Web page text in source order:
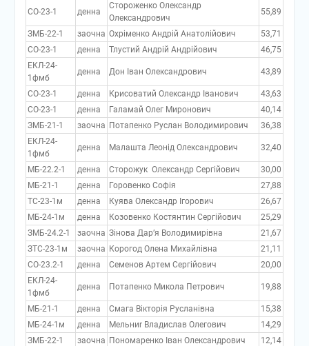
СО-23-1 денна
Стороженко Олександр
Олександрович
55,89
ЗМБ-22-1 заочна Охріменко Андрій Анатолійович
53,71
СО-23-1
денна Тлустий Андрій Андрійович
46,75
ЕКЛ-24-
1фмб
денна Дон Іван Олександрович 43,89
СО-23-1 денна Крисоватий Олександр Іванович
43,63
СО-23-1
денна Галамай Олег Миронович
40,14
ЗМБ-21-1
заочна Потапенко Руслан Володимирович
36,38
ЕКЛ-24-
1фмб
денна Малашта Леонід Олександрович 32,40
МБ-22.2-1 денна Сторожук Олександр Сергійович
30,00
МБ-21-1
денна Горовенко Софія
27,88
ТС-23-1м
денна Куява Олександр Ігорович
26,67
МБ-24-1м
денна Козовенко Костянтин Сергійович
25,29
ЗМБ-24.2-1
заочна Зінова Дар’я Володимирівна
21,67
ЗТС-23-1м
заочна Корогод Олена Михайлівна
21,11
СО-23.2-1
денна Семенов Артем Сергійович
20,00
ЕКЛ-24-
1фмб
денна Потапенко Микола Петрович 19,88
МБ-21-1 денна Смага Вікторія Русланівна
15,38
МБ-24-1м
денна Мельниr Владислав Олегович
14,29
ЗМБ-22-1
заочна Пономаренко Іван Олександрович
12,14